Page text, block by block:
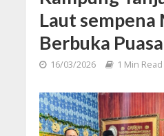
Laut sempena
Berbuka Puasa
16/03/2026 1 Min Read